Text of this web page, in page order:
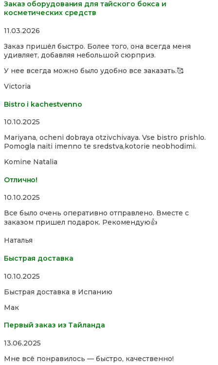
Заказ оборудования для тайского бокса и
косметических средств
Rated
out
of
11.03.2026
Заказ пришёл быстро. Более того, она всегда меня
удивляет, добавляя небольшой сюрприз.
У нее всегда можно было удобно все заказать.🥰
Victoria
Bistro i kachestvenno
Rated
out
of
10.10.2025
Mariyana, ocheni dobraya otzivchivaya. Vse bistro prishlo.
Pomogla naiti imenno te sredstva,kotorie neobhodimi.
Komine Natalia
Отлично!
Rated
out
of
10.10.2025
Все было очень оперативно отправлено. Вместе с
заказом пришел подарок. Рекомендую👍
Наталья
Быстрая доставка
Rated
out
5
10.10.2025
Быстрая доставка в Испанию
Мак
Первый заказ из Тайланда
Rated
out
13.06.2025
Мне всё понравилось — быстро, качественно!